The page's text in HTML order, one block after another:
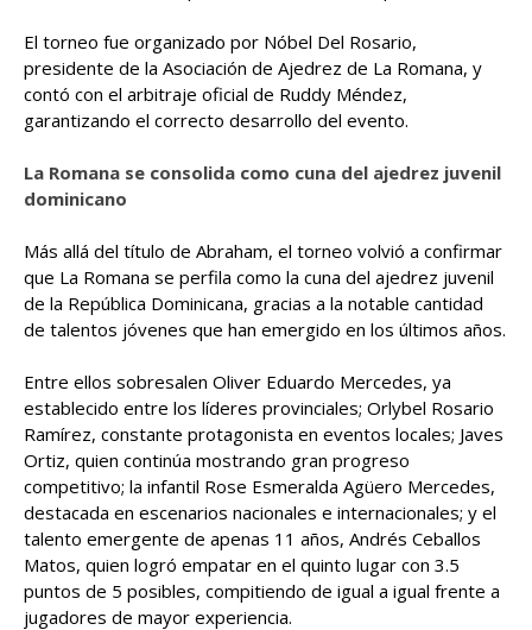
El torneo fue organizado por Nóbel Del Rosario,
presidente de la Asociación de Ajedrez de La Romana, y
contó con el arbitraje oficial de Ruddy Méndez,
garantizando el correcto desarrollo del evento.
La Romana se consolida como cuna del ajedrez juvenil
dominicano
Más allá del título de Abraham, el torneo volvió a confirmar
que La Romana se perfila como la cuna del ajedrez juvenil
de la República Dominicana, gracias a la notable cantidad
de talentos jóvenes que han emergido en los últimos años.
Entre ellos sobresalen Oliver Eduardo Mercedes, ya
establecido entre los líderes provinciales; Orlybel Rosario
Ramírez, constante protagonista en eventos locales; Javes
Ortiz, quien continúa mostrando gran progreso
competitivo; la infantil Rose Esmeralda Agüero Mercedes,
destacada en escenarios nacionales e internacionales; y el
talento emergente de apenas 11 años, Andrés Ceballos
Matos, quien logró empatar en el quinto lugar con 3.5
puntos de 5 posibles, compitiendo de igual a igual frente a
jugadores de mayor experiencia.